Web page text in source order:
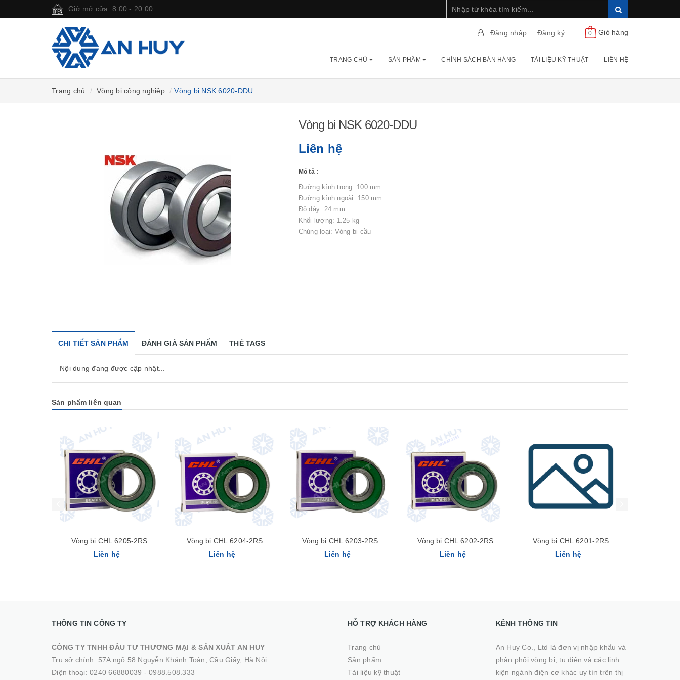
Giờ mở cửa: 8:00 - 20:00
Đăng nhập Đăng ký 0 Giỏ hàng
TRANG CHỦ SẢN PHẨM CHÍNH SÁCH BÁN HÀNG TÀI LIỆU KỸ THUẬT LIÊN HỆ
Trang chủ Vòng bi công nghiệp Vòng bi NSK 6020-DDU
Vòng bi NSK 6020-DDU
Liên hệ
Mô tả :
Đường kính trong: 100 mm
Đường kính ngoài: 150 mm
Độ dày: 24 mm
Khối lượng: 1.25 kg
Chủng loại: Vòng bi cầu
CHI TIẾT SẢN PHẨM ĐÁNH GIÁ SẢN PHẨM THẺ TAGS
Nội dung đang được cập nhật...
Sản phẩm liên quan
Xem nhanh
Vòng bi CHL 6205-2RS
Liên hệ
Xem nhanh
Vòng bi CHL 6204-2RS
Liên hệ
Xem nhanh
Vòng bi CHL 6203-2RS
Liên hệ
Vòng bi CHL 6202-2RS
Liên hệ
Vòng bi CHL 6201-2RS
Liên hệ
THÔNG TIN CÔNG TY
CÔNG TY TNHH ĐẦU TƯ THƯƠNG MẠI & SẢN XUẤT AN HUY
Trụ sở chính: 57A ngõ 58 Nguyễn Khánh Toàn, Cầu Giấy, Hà Nội
Điện thoại: 0240 66880039 - 0988.508.333
HỖ TRỢ KHÁCH HÀNG
Trang chủ
Sản phẩm
Tài liệu kỹ thuật
KÊNH THÔNG TIN
An Huy Co., Ltd là đơn vị nhập khẩu và
phân phối vòng bi, tụ điện và các linh
kiện ngành điện cơ khác uy tín trên thị